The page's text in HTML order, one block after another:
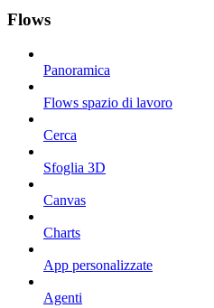
Flows
Panoramica
Flows spazio di lavoro
Cerca
Sfoglia 3D
Canvas
Charts
App personalizzate
Agenti